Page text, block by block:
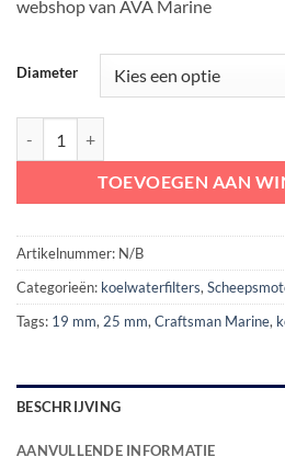
webshop van AVA Marine
Diameter
TOEVOEGEN AAN
Artikelnummer: N/B
Categorieën: koelwaterfilters,
Tags: 19 mm, 25 mm, Craftsman Marine,
BESCHRIJVING
AANVULLENDE INFORMATIE